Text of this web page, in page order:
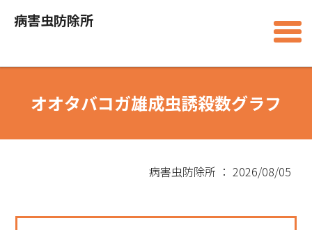
病害虫防除所
オオタバコガ雄成虫誘殺数グラフ
病害虫防除所 ： 2026/08/05